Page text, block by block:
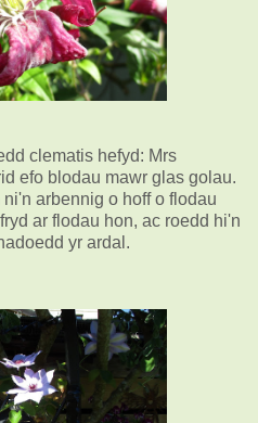
clematis hefyd: Mrs
efo blodau mawr glas golau.
arbennig o hoff o flodau
ar flodau hon, ac roedd hi'n
yr ardal.